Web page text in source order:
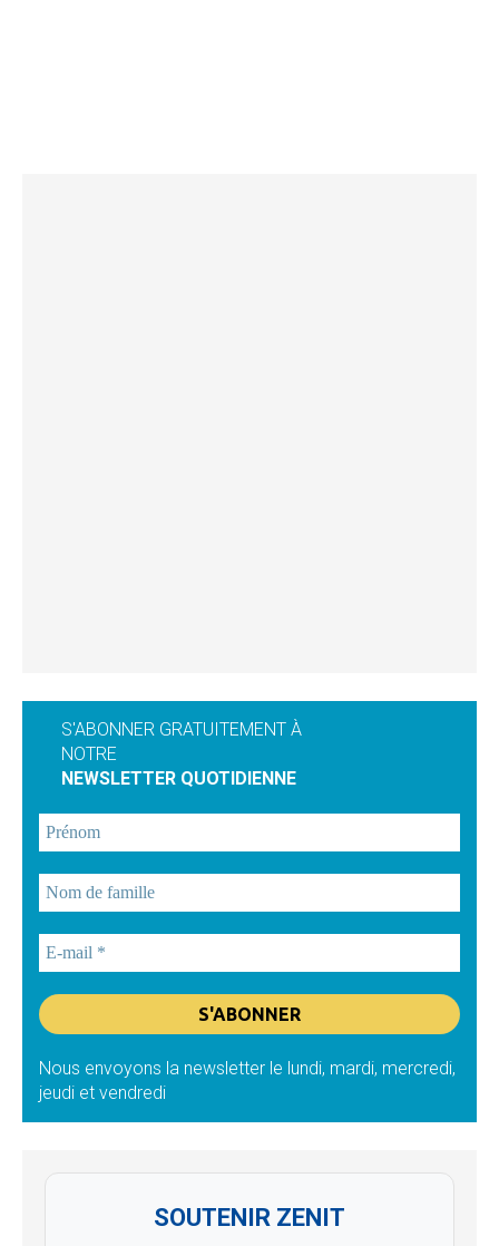
S'ABONNER GRATUITEMENT À
NOTRE
NEWSLETTER QUOTIDIENNE
Nous envoyons la newsletter le lundi, mardi, mercredi,
jeudi et vendredi
SOUTENIR ZENIT